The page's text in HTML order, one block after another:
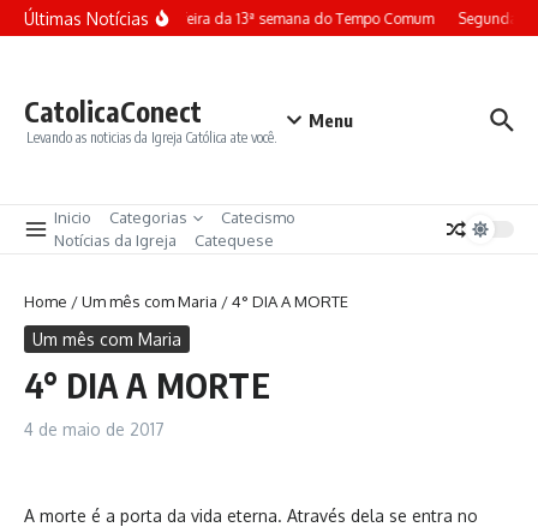
Ir para o conteúdo
Últimas NotíciasTerça-feira da 13ª semana do Tempo Comum Segunda-
CatolicaConect
Levando as noticias da Igreja Católica ate você.
Menu
Inicio Categorias
Catecismo
Notícias da Igreja
Catequese
Home /Um mês com Maria /4° DIA A MORTE
Um mês com Maria
4° DIA A MORTE
4 de maio de 2017
A morte é a porta da vida eterna. Através dela se entra no